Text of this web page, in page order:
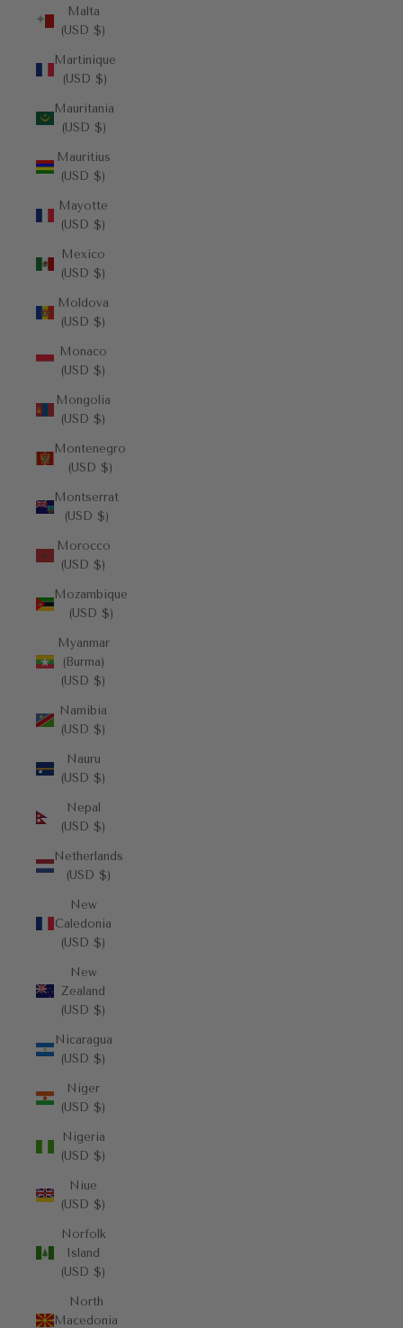
Malta
(USD $)
Martinique
(USD $)
Mauritania
(USD $)
Mauritius
(USD $)
Mayotte
(USD $)
Mexico
(USD $)
Moldova
(USD $)
Monaco
(USD $)
Mongolia
(USD $)
Montenegro
(USD $)
Montserrat
(USD $)
Morocco
(USD $)
Mozambique
(USD $)
Myanmar
(Burma)
(USD $)
Namibia
(USD $)
Nauru
(USD $)
Nepal
(USD $)
Netherlands
(USD $)
New
Caledonia
(USD $)
New
Zealand
(USD $)
Nicaragua
(USD $)
Niger
(USD $)
Nigeria
(USD $)
Niue
(USD $)
Norfolk
Island
(USD $)
North
Macedonia